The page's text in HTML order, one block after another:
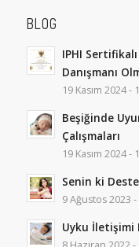
BLOG
IPHI
Danışmanı
19 Kasım 2024 -
Beşiğinde
Çalışmaları
19 Kasım 2024 -
Senin ki
9 Ağustos 2023 -
Uyku İletişimi